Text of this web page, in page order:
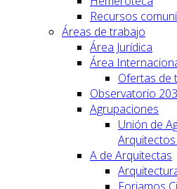
Recursos
Áreas de trabajo
Área Jurídica
Área
Ofertas de
Observatorio
Agrupaciones
Unión de
A de Arquitectas